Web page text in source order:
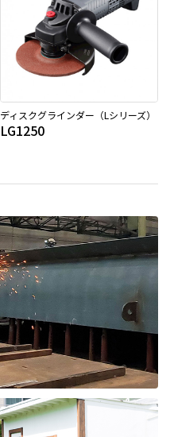
ディスクグラインダー（Lシリーズ）
LG1250